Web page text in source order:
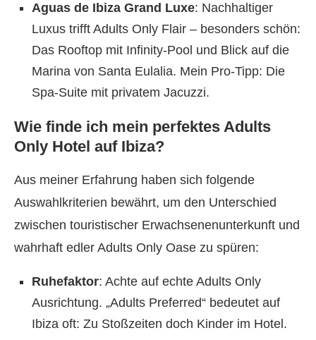
Aguas de Ibiza Grand Luxe: Nachhaltiger
Luxus trifft Adults Only Flair – besonders schön:
Das Rooftop mit Infinity-Pool und Blick auf die
Marina von Santa Eulalia. Mein Pro-Tipp: Die
Spa-Suite mit privatem Jacuzzi.
Wie finde ich mein perfektes Adults
Only Hotel auf Ibiza?
Aus meiner Erfahrung haben sich folgende
Auswahlkriterien bewährt, um den Unterschied
zwischen touristischer Erwachsenenunterkunft und
wahrhaft edler Adults Only Oase zu spüren:
Ruhefaktor: Achte auf echte Adults Only
Ausrichtung. „Adults Preferred“ bedeutet auf
Ibiza oft: Zu Stoßzeiten doch Kinder im Hotel.